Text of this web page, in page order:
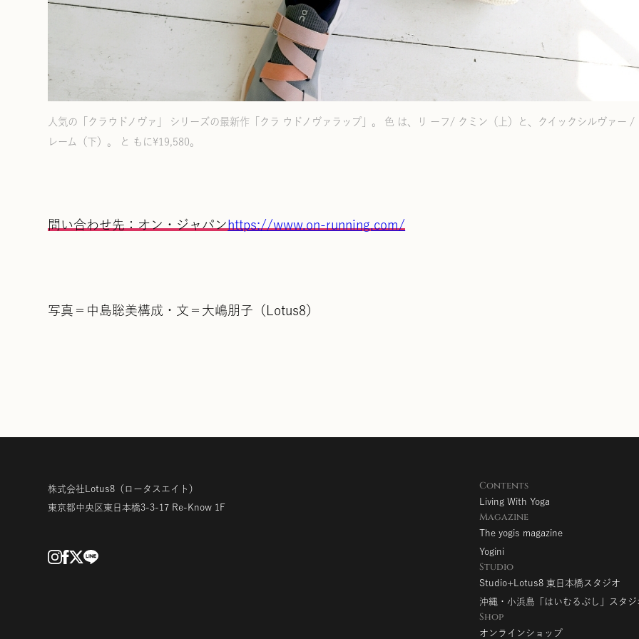
人気の「クラウドノヴァ」 シリーズの最新作「クラ ウドノヴァラップ」。 色 は、リ ーフ/ クミン（上）と、クイックシルヴァー /
レーム（下）。 と もに¥19,580。
問い合わせ先：オン・ジャパン https://www.on-running.com/
写真＝中島聡美構成・文＝大嶋朋子（Lotus8）
株式会社Lotus8 （ロータスエイト）
東京都中央区東日本橋3-3-17 Re-Know 1F
Contents
Living With Yoga
Magazine
The yogis magazine
Yogini
Studio
Studio+Lotus8 東日本橋スタジオ
沖縄・小浜島「はいむるぶし」スタジ
Shop
オンラインショップ